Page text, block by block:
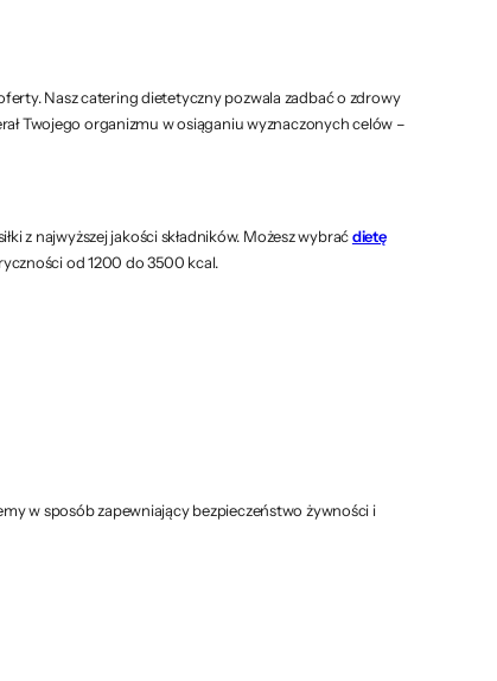
Nasz catering dietetyczny pozwala zadbać o zdrowy
Twojego organizmu w osiąganiu wyznaczonych celów –
z najwyższej jakości składników. Możesz wybraćdietę
od 1200 do 3500 kcal.
w sposób zapewniający bezpieczeństwo żywności i